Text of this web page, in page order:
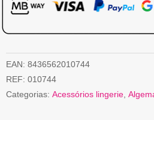
EAN: 8436562010744
REF: 010744
Categorias: Acessórios lingerie